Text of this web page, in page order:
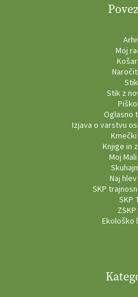
Moj
Stik z
Oglasno
Izjava o varstvu
Kmečki
Knjige in
Moj
Naj
SKP
SKP
Ekološko